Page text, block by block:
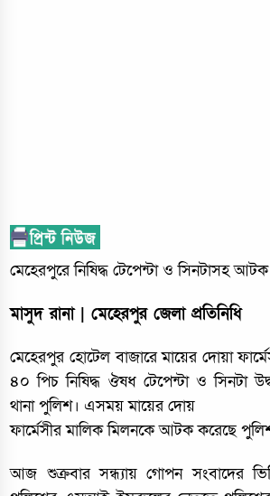
মেহেরপুরে নিষিদ্ধ টেপেন্টা ও সিনটাসহ
মাসুদ রানা | মেহেরপুর জেলা প্রতিনিধি
মেহেরপুর হোটেল বাজারে মায়ের দোয়া
৪০ পিচ নিষিদ্ধ ঔষধ টেপেন্টা ও সিনটা
থানা পুলিশ। এসময় মায়ের দোয়
ফার্মেসীর মালিক মিলনকে আটক করেছে
আজ শুক্রবার সন্ধ্যায় গোপন সংবাদের